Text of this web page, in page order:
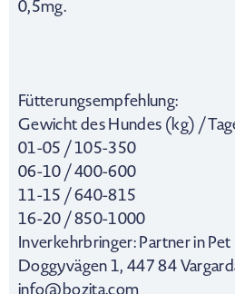
0,5mg.
Fütterungsempfehlung:
Gewicht des Hundes (kg) /
01-05 / 105-350
06-10 / 400-600
11-15 / 640-815
16-20 / 850-1000
Inverkehrbringer: Partner in
Doggyvägen 1, 447 84